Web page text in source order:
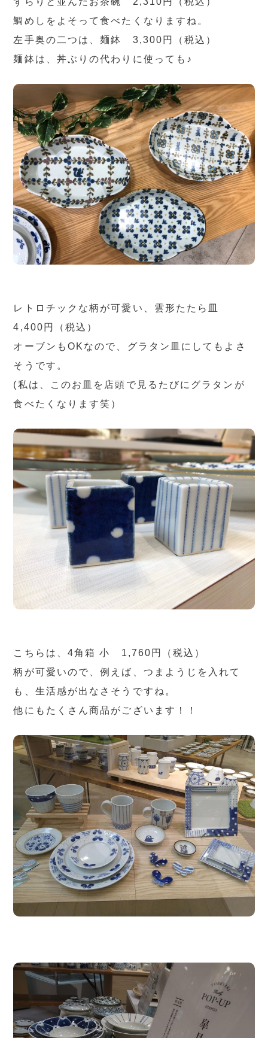
鯛めしをよそって食べたくなりますね。
左手奥の二つは、麺鉢 3,300円（税込）
麺鉢は、丼ぶりの代わりに使っても♪
レトロチックな柄が可愛い、雲形たたら皿
4,400円（税込）
オーブンもOKなので、グラタン皿にしてもよさ
そうです。
(私は、このお皿を店頭で見るたびにグラタンが
食べたくなります笑）
こちらは、4角箱 小 1,760円（税込）
柄が可愛いので、例えば、つまようじを入れて
も、生活感が出なさそうですね。
他にもたくさん商品がございます！！